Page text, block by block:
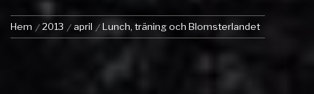
Hem 2013 april Lunch, träning och Blomsterlandet